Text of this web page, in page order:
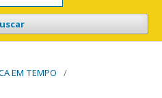
EM TEMPO
/